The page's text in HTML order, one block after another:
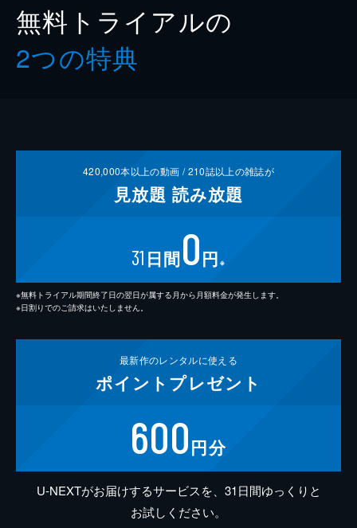
無料トライアルの
2つの特典
420,000本以上の動画 /210誌以上の雑誌が
見放題 読み放題
31 日間0円 ※
※無料トライアル期間終了日の翌日が属する月から月額料金が発生します。
※日割りでのご請求はいたしません。
最新作のレンタルに使える
ポイント プレゼント
600円分
U-NEXTがお届けするサービスを、31日間ゆっくりと
お試しください。